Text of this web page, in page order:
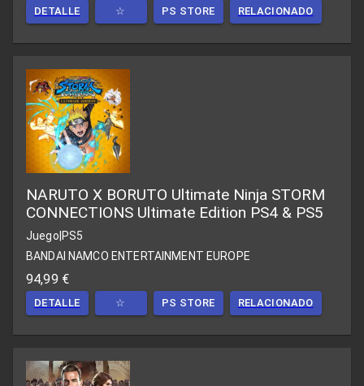
DETALLE ☆ PS STORE RELACIONADO
NARUTO X BORUTO Ultimate Ninja STORM
CONNECTIONS Ultimate Edition PS4 & PS5
Juego PS5
BANDAI NAMCO ENTERTAINMENT EUROPE
94,99 €
DETALLE ☆ PS STORE RELACIONADO